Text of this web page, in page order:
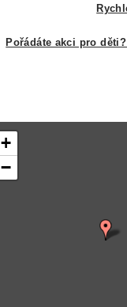
Pořádáte akci pro
+
−